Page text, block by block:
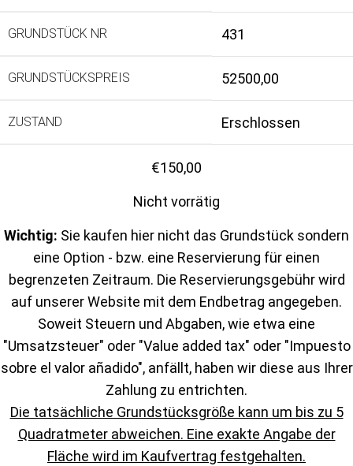
GRUNDSTÜCK NR 431
GRUNDSTÜCKSPREIS 52500,00
ZUSTAND Erschlossen
€150,00
Nicht vorrätig
Wichtig: Sie kaufen hier nicht das Grundstück sondern
eine Option - bzw. eine Reservierung für einen
begrenzeten Zeitraum. Die Reservierungsgebühr wird
auf unserer Website mit dem Endbetrag angegeben.
Soweit Steuern und Abgaben, wie etwa eine
"Umsatzsteuer" oder "Value added tax" oder "Impuesto
sobre el valor añadido", anfällt, haben wir diese aus Ihrer
Zahlung zu entrichten.
Die tatsächliche Grundstücksgröße kann um bis zu 5
Quadratmeter abweichen. Eine exakte Angabe der
Fläche wird im Kaufvertrag festgehalten.